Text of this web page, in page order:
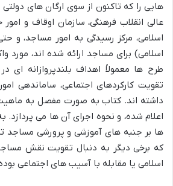
هایی را که تاکنون از سوی ارگان های
عالی انقلاب فرهنگی، سازمان اوقاف و
اسلامی، مرکز رسیدگی به امور مساجد، و
اسلامی) برای مساجد ارائه شده اند، مورد
طرح ها معمولاً اهداف بلندپروازانه ای
تقویت کارکردهای اجتماعی، ساماندهی
داشته اند. کتاب به صورت مفصل به ماهیت
اعلام شده، و نحوه اجرای آن ها می پردازد.
ها بر جنبه های آموزشی و پرورشی مساجد
که برخی دیگر به دنبال تقویت نقش
اسلامی یا مقابله با آسیب های اجتماعی